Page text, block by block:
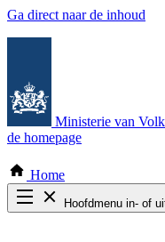
Ga direct naar de inhoud
Ministerie van
de homepage
Home
Hoofdmenu in- of